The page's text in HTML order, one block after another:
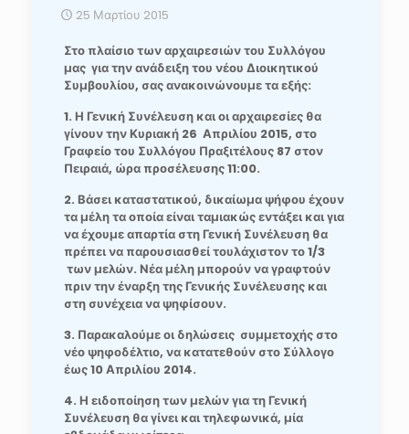
25 Μαρτίου 2015
Στο πλαίσιο των αρχαιρεσιών του Συλλόγου
μας για την ανάδειξη του νέου Διοικητικού
Συμβουλίου, σας ανακοινώνουμε τα εξής:
1. Η Γενική Συνέλευση και οι αρχαιρεσίες θα
γίνουν την Κυριακή 26 Απριλίου 2015, στο
Γραφείο του Συλλόγου Πραξιτέλους 87 στον
Πειραιά, ώρα προσέλευσης 11:00.
2. Βάσει καταστατικού, δικαίωμα ψήφου έχουν
τα μέλη τα οποία είναι ταμιακώς εντάξει και για
να έχουμε απαρτία στη Γενική Συνέλευση θα
πρέπει να παρουσιασθεί τουλάχιστον το 1/3
των μελών. Νέα μέλη μπορούν να γραφτούν
πριν την έναρξη της Γενικής Συνέλευσης και
στη συνέχεια να ψηφίσουν.
3. Παρακαλούμε οι δηλώσεις συμμετοχής στο
νέο ψηφοδέλτιο, να κατατεθούν στο Σύλλογο
έως 10 Απριλίου 2014.
4. Η ειδοποίηση των μελών για τη Γενική
Συνέλευση θα γίνει και τηλεφωνικά, μία